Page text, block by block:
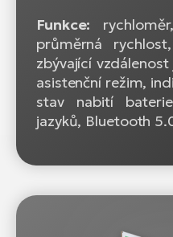
Funkce:
průměrná
zbývající
asistenční režim,
stav nabití
jazyků, Bluetooth